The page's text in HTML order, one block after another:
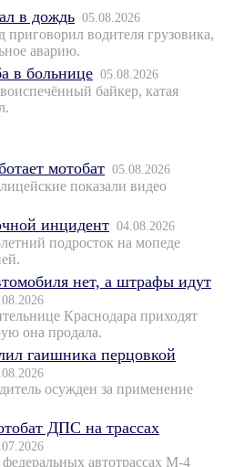
в дождь 05.08.2026
приговорил водителя грузовика,
аварию.
в больнице 05.08.2026
байкер, катая
мотобат 05.08.2026
показали видео
инцидент 04.08.2026
подросток на мопеде
нет, а штрафы идут
Краснодара приходят
она продала.
гаишника перцовкой
осужден за применение
ДПС на трассах
автотрассах М-4